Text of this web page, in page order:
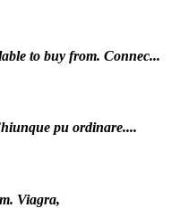
to buy from. Connec...
pu ordinare....
Viagra,